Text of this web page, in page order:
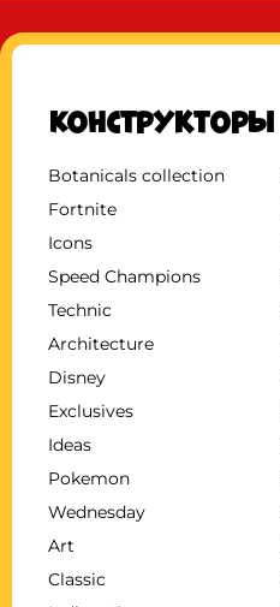
Конструкторы
Botanicals collection
Fortnite
Icons
Speed Champions
Technic
Architecture
Disney
Exclusives
Ideas
Pokemon
Wednesday
Art
Classic